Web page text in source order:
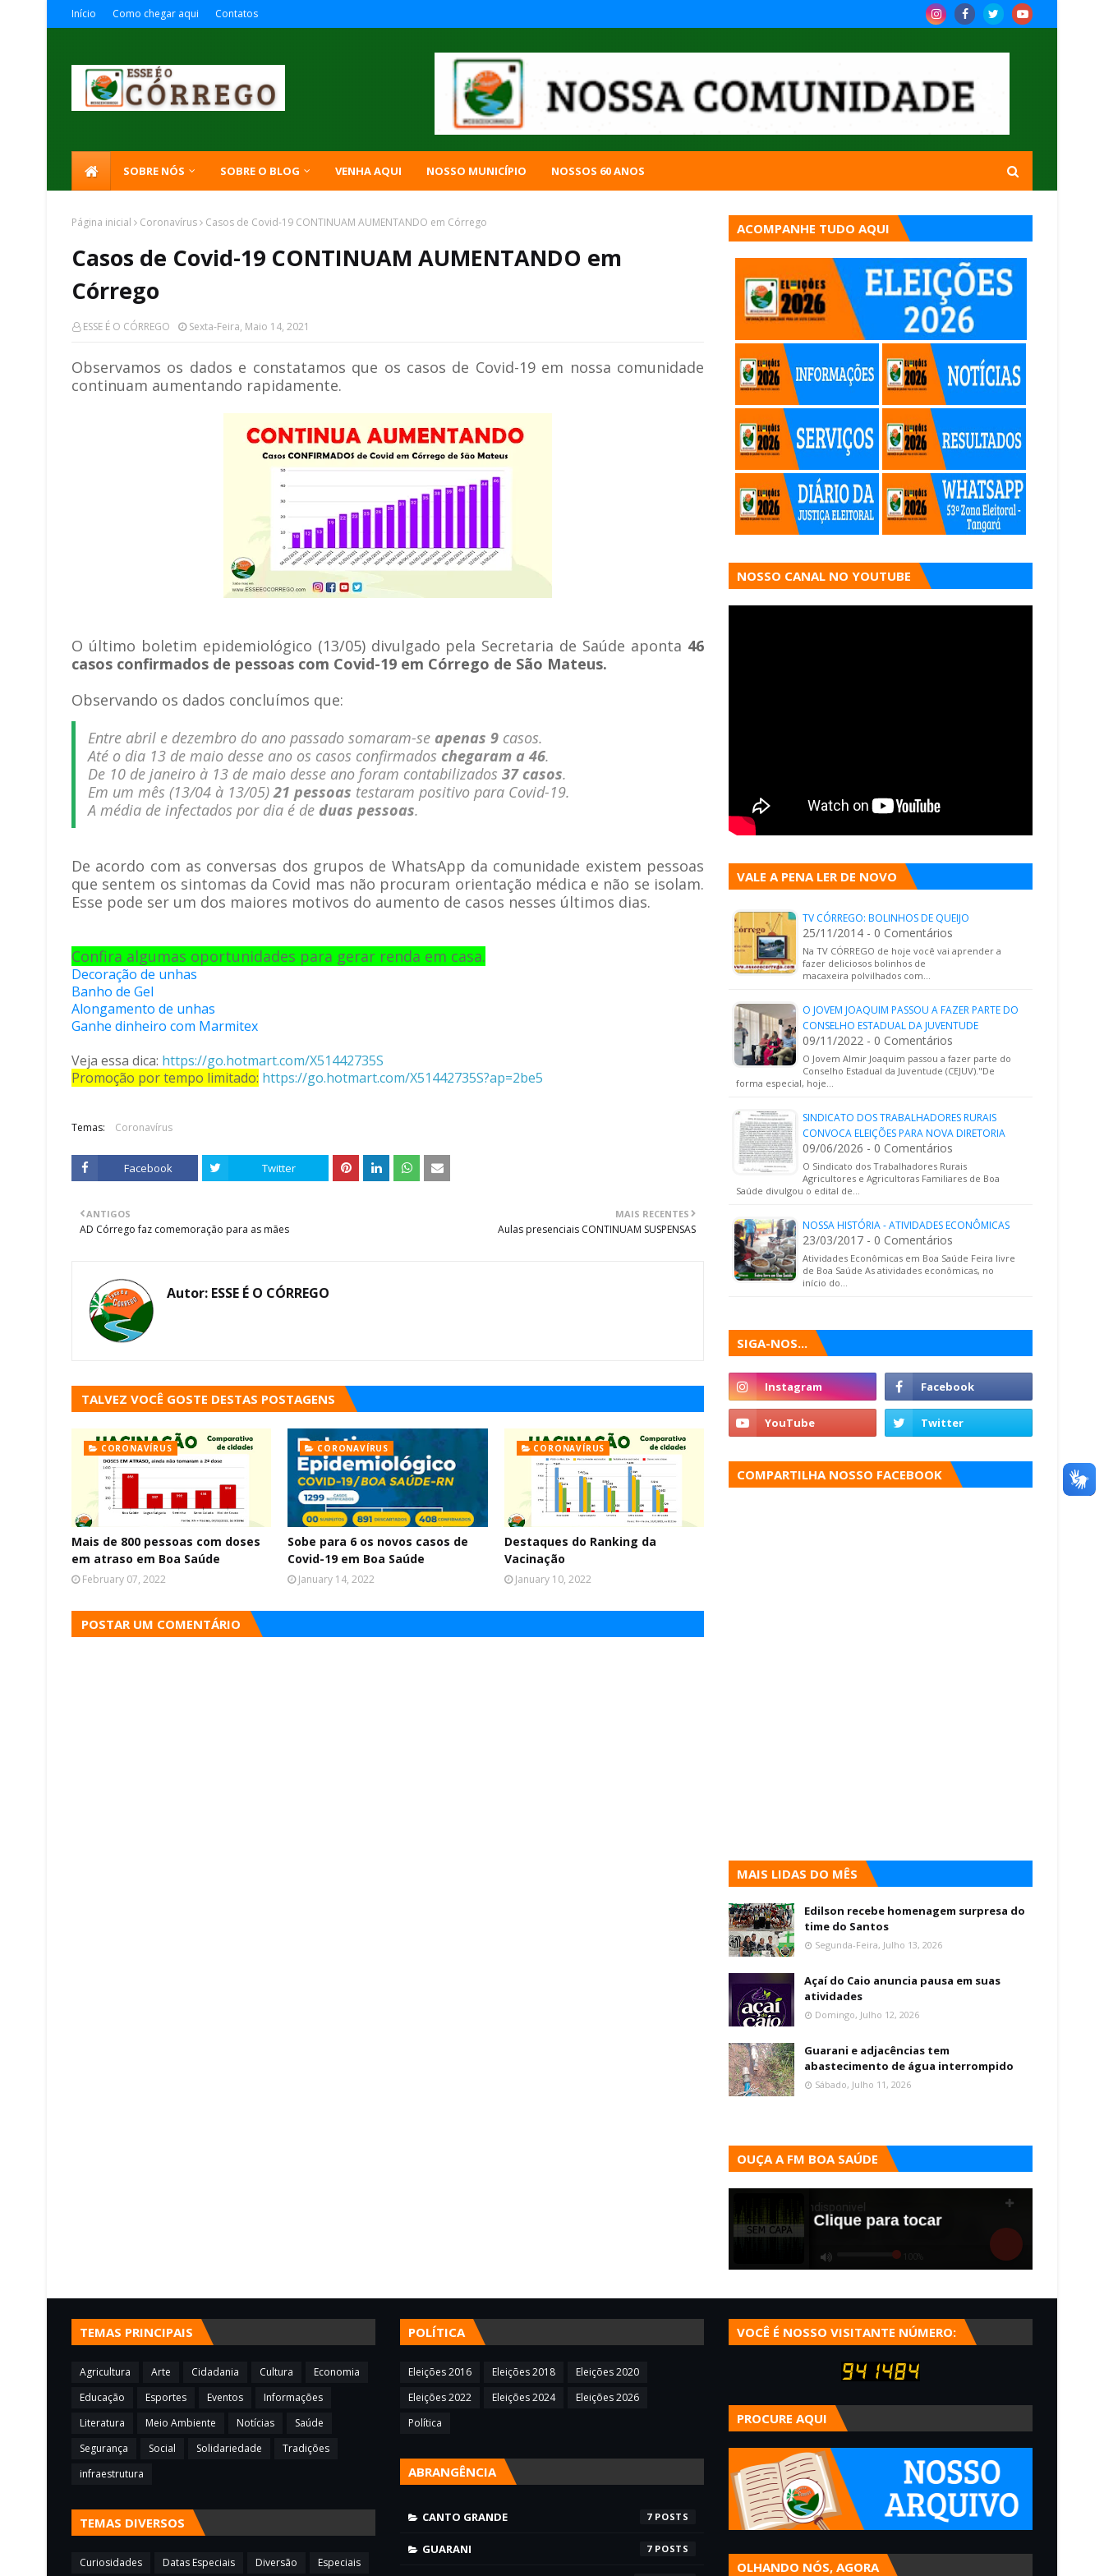
Início Como chegar aqui Contatos
SOBRE NÓS SOBRE O BLOG VENHA AQUI NOSSO MUNICÍPIO NOSSOS 60 ANOS
Página inicial Coronavírus Casos de Covid-19 CONTINUAM AUMENTANDO em Córrego
Casos de Covid-19 CONTINUAM AUMENTANDO em
Córrego
ESSE É O CÓRREGO Sexta-Feira, Maio 14, 2021
Observamos os dados e constatamos que os casos de Covid-19 em nossa comunidade
continuam aumentando rapidamente.
O último boletim epidemiológico (13/05) divulgado pela Secretaria de Saúde aponta 46
casos confirmados de pessoas com Covid-19 em Córrego de São Mateus.
Observando os dados concluímos que:
Entre abril e dezembro do ano passado somaram-se apenas 9 casos.
Até o dia 13 de maio desse ano os casos confirmados chegaram a 46.
De 10 de janeiro à 13 de maio desse ano foram contabilizados 37 casos.
Em um mês (13/04 à 13/05)21 pessoas testaram positivo para Covid-19.
A média de infectados por dia é de duas pessoas.
De acordo com as conversas dos grupos de WhatsApp da comunidade existem pessoas
que sentem os sintomas da Covid mas não procuram orientação médica e não se isolam.
Esse pode ser um dos maiores motivos do aumento de casos nesses últimos dias.
Confira algumas oportunidades para gerar renda em casa.
Decoração de unhas
Banho de Gel
Alongamento de unhas
Ganhe dinheiro com Marmitex
Veja essa dica: https://go.hotmart.com/X51442735S
Promoção por tempo limitado: https://go.hotmart.com/X51442735S?ap=2be5
Temas: Coronavírus
Facebook Twitter
MAIS RECENTES
Aulas presenciais CONTINUAM SUSPENSAS
ANTIGOS
AD Córrego faz comemoração para as mães
Autor: ESSE É O CÓRREGO
TALVEZ VOCÊ GOSTE DESTAS POSTAGENS
CORONAVÍRUS
Mais de 800 pessoas com doses
em atraso em Boa Saúde
February 07, 2022
CORONAVÍRUS
Sobe para 6 os novos casos de
Covid-19 em Boa Saúde
January 14, 2022
CORONAVÍRUS
Destaques do Ranking da
Vacinação
January 10, 2022
POSTAR UM COMENTÁRIO
ACOMPANHE TUDO AQUI
NOSSO CANAL NO YOUTUBE
VALE A PENA LER DE NOVO
TV CÓRREGO: BOLINHOS DE QUEIJO
25/11/2014 - 0 Comentários
Na TV CÓRREGO de hoje você vai aprender a
fazer deliciosos bolinhos de
macaxeira polvilhados com…
O JOVEM JOAQUIM PASSOU A FAZER PARTE DO
CONSELHO ESTADUAL DA JUVENTUDE
09/11/2022 - 0 Comentários
O Jovem Almir Joaquim passou a fazer parte do
Conselho Estadual da Juventude (CEJUV)."De
forma especial, hoje…
SINDICATO DOS TRABALHADORES RURAIS
CONVOCA ELEIÇÕES PARA NOVA DIRETORIA
09/06/2026 - 0 Comentários
O Sindicato dos Trabalhadores Rurais
Agricultores e Agricultoras Familiares de Boa
Saúde divulgou o edital de…
NOSSA HISTÓRIA - ATIVIDADES ECONÔMICAS
23/03/2017 - 0 Comentários
Atividades Econômicas em Boa Saúde Feira livre
de Boa Saúde As atividades econômicas, no
início do…
SIGA-NOS...
COMPARTILHA NOSSO FACEBOOK
MAIS LIDAS DO MÊS
Edilson recebe homenagem surpresa do
time do Santos
Segunda-Feira, Julho 13, 2026
Açaí do Caio anuncia pausa em suas
atividades
Domingo, Julho 12, 2026
Guarani e adjacências tem
abastecimento de água interrompido
Sábado, Julho 11, 2026
OUÇA A FM BOA SAÚDE
TEMAS PRINCIPAIS
Agricultura Arte Cidadania Cultura
Economia
Educação
Esportes Eventos
Informações
Literatura
Meio Ambiente Notícias
Saúde
Segurança
Social Solidariedade
Tradições
infraestrutura
TEMAS DIVERSOS
Curiosidades Datas Especiais Diversão Especiais
POLÍTICA
Eleições 2016 Eleições 2018
Eleições 2020
Eleições 2022
Eleições 2024
Eleições 2026
Política
ABRANGÊNCIA
CANTO GRANDE 7
GUARANI 7
VOCÊ É NOSSO VISITANTE NÚMERO:
PROCURE AQUI
OLHANDO NÓS, AGORA